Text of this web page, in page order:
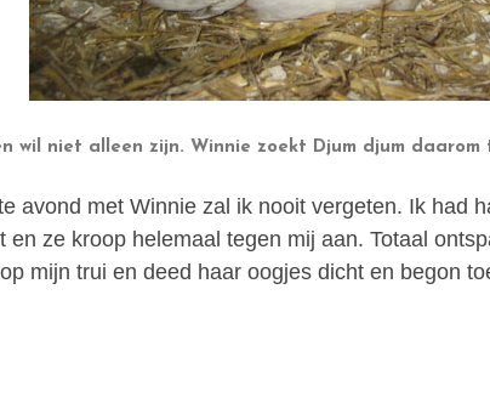
wil niet alleen zijn. Winnie zoekt Djum djum
avond met Winnie zal ik nooit vergeten. Ik had
en ze kroop helemaal tegen mij aan. Totaal
mijn trui en deed haar oogjes dicht en begon